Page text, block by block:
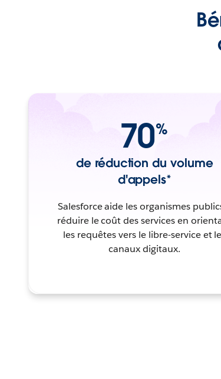
70%
de réduction du volume
d'appels*
Salesforce aide les organismes
réduire le coût des services en
les requêtes vers le libre-service et
canaux digitaux.